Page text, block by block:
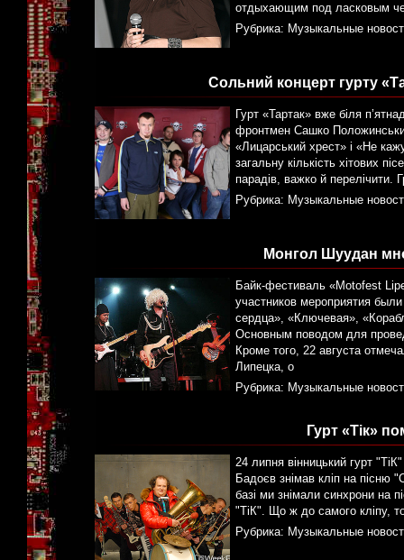
отдыхающим под ласковым
Рубрика: Музыкальные
Сольний концерт гурту
Гурт «Тартак» вже біля
фронтмен Сашко
«Лицарський хрест» і «Не
загальну кількість хітових
парадів, важко й перелічити.
Рубрика: Музыкальные
Монгол Шуудан
Байк-фестиваль «Motofest
участников мероприятия
сердца», «Ключевая»,
Основным поводом для
Кроме того, 22 августа
Липецка, о
Рубрика: Музыкальные
Гурт «Тік»
24 липня вінницький гурт
Бадоєв знімав кліп на пісню
базі ми знімали синхрони на
"ТіК". Що ж до самого кліпу,
Рубрика: Музыкальные